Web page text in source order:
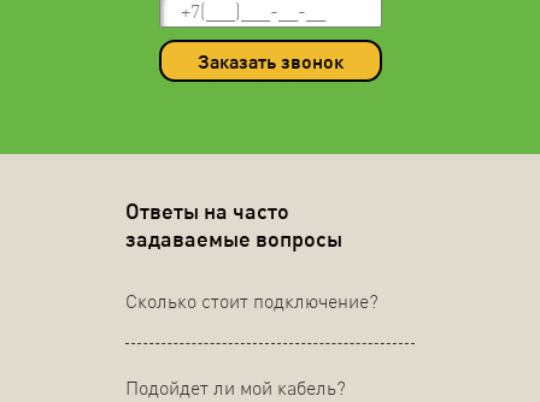
Заказать звонок
Ответы на часто
задаваемые вопросы
Сколько стоит подключение?
Подойдет ли мой кабель?